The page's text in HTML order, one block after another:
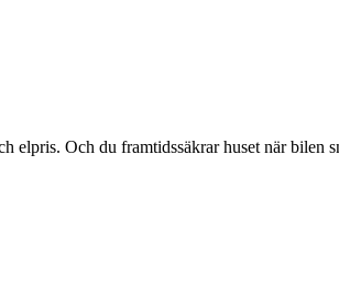
elpris. Och du framtidssäkrar huset när bilen